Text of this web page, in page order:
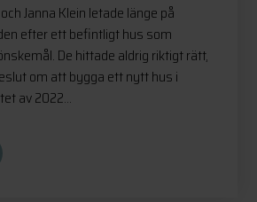
Janna Klein letade länge på
efter ett befintligt hus som
De hittade aldrig riktigt rätt,
om att bygga ett nytt hus i
av 2022...